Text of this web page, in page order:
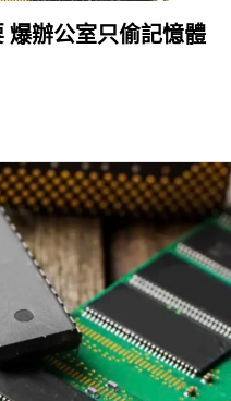
爆辦公室只偷記憶體